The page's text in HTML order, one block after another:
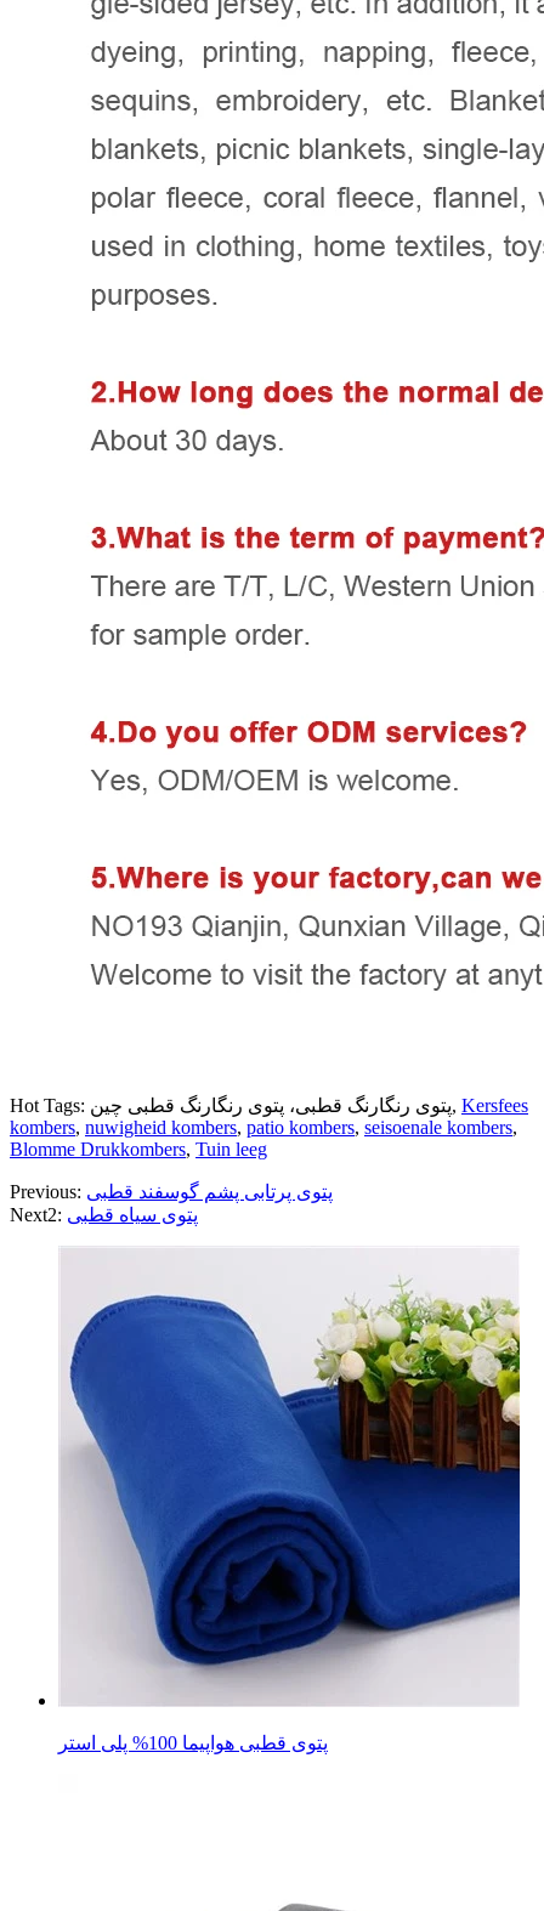
Hot Tags: پتوی رنگارنگ قطبی، پتوی رنگارنگ قطبی چین, Kersfees
kombers, nuwigheid kombers, patio kombers, seisoenale kombers,
Blomme Drukkombers, Tuin leeg
Previous: پتوی پرتابی پشم گوسفند قطبی
Next2: پتوی سیاه قطبی
پتوی قطبی هواپیما 100% پلی استر